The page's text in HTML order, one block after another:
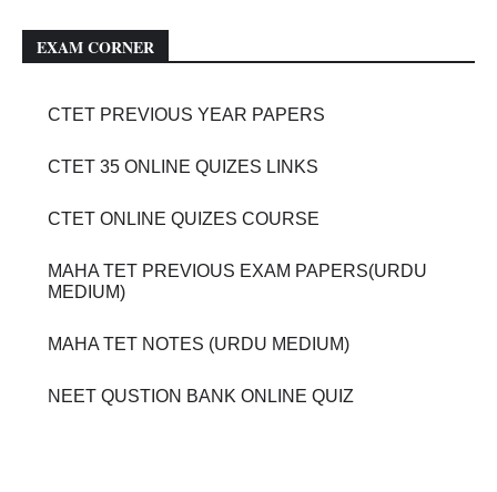
EXAM CORNER
CTET PREVIOUS YEAR PAPERS
CTET 35 ONLINE QUIZES LINKS
CTET ONLINE QUIZES COURSE
MAHA TET PREVIOUS EXAM PAPERS(URDU
MEDIUM)
MAHA TET NOTES (URDU MEDIUM)
NEET QUSTION BANK ONLINE QUIZ